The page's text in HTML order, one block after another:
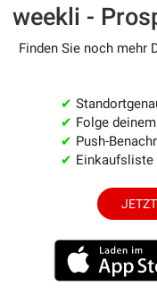
weekli -
Finden Sie noch mehr
✔
✔ Folge
✔ Push-
✔ Einkaufsliste